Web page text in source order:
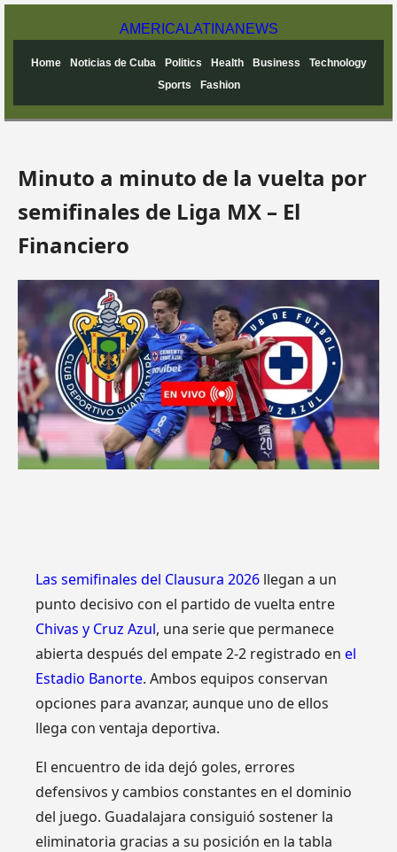
AMERICA LATINANEWS
Home Noticias de Cuba Politics Health Business
Technology
Sports
Fashion
Minuto a minuto de la vuelta por
semifinales de Liga MX – El
Financiero
Las semifinales del Clausura 2026 llegan a un
punto decisivo con el partido de vuelta entre
Chivas y Cruz Azul, una serie que permanece
abierta después del empate 2-2 registrado enel
Estadio Banorte. Ambos equipos conservan
opciones para avanzar, aunque uno de ellos
llega con ventaja deportiva.
El encuentro de ida dejó goles, errores
defensivos y cambios constantes en el dominio
del juego. Guadalajara consiguió sostener la
eliminatoria gracias a su posición en la tabla